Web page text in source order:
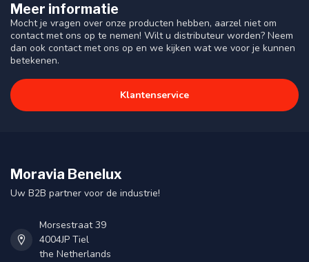
Meer informatie
Mocht je vragen over onze producten hebben, aarzel niet om
contact met ons op te nemen! Wilt u distributeur worden? Neem
dan ook contact met ons op en we kijken wat we voor je kunnen
betekenen.
Klantenservice
Moravia Benelux
Uw B2B partner voor de industrie!
Morsestraat 39
4004JP Tiel
the Netherlands